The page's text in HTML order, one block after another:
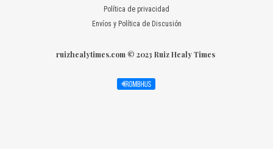
Política de privacidad
Envíos y Política de Discusión
ruizhealytimes.com © 2023 Ruiz Healy Times